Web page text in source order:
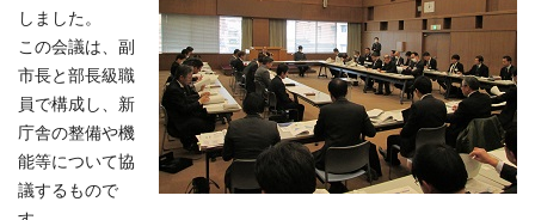
しました。
この会議は、副
市長と部長級職
員で構成し、新
庁舎の整備や機
能等について協
議するもので